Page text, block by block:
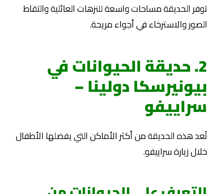
توفر الحديقة مساحات واسعة للنزهات العائلية والتقاط
الصور والاسترخاء في أجواء مريحة.
2. حديقة الحيوانات في
بيونيرسكا دولينا –
سراييفو
تُعد هذه الحديقة من أكثر الأماكن التي يفضلها الأطفال
خلال زيارة سراييفو.